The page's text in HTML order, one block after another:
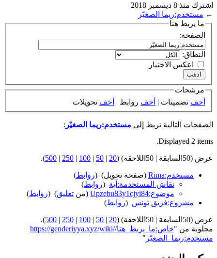
اشترك منذ 8 ديسمبر 2018
← مستخدم:ريما الصغيّر
ما يربط هنا
الصفحة:
النطاق:
اعكس الاختيار
مرشحات
أخف تضمينات | أخف روابط | أخف تحويلات
الصفحات التالية تربط إلى مستخدم:ريما الصغيّر :
Displayed 2 items.
عرض (50السابقة | 50اللاحقة) ( 20
|
50
|
100
|
250
|
500
).
مستخدم:Rima (صفحة تحويل) ‏ (روابط)
نقاش المستخدمة:آية (روابط)
موضوع:Upzebu83y1cjyi84
(من تعليق) ‏
(روابط)
مشروع:فريق تونس (روابط)
عرض (50السابقة | 50اللاحقة) ( 20
|
50
|
100
|
250
|
500
).
مجلوبة من "
https://genderiyya.xyz/wiki/خاص:ما_يربط_هنا/
مستخدم:ريما_الصغيّر "